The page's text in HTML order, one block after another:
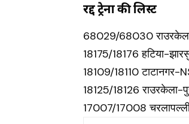
रद्द ट्रेनों की लिस्ट
68029/68030
18175/18176 हटिया-
18109/18110
18125/18126
17007/17008